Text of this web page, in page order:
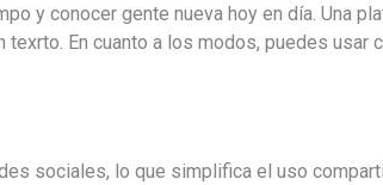
y conocer gente nueva hoy en día. Una
En cuanto a los modos, puedes usar
sociales, lo que simplifica el uso